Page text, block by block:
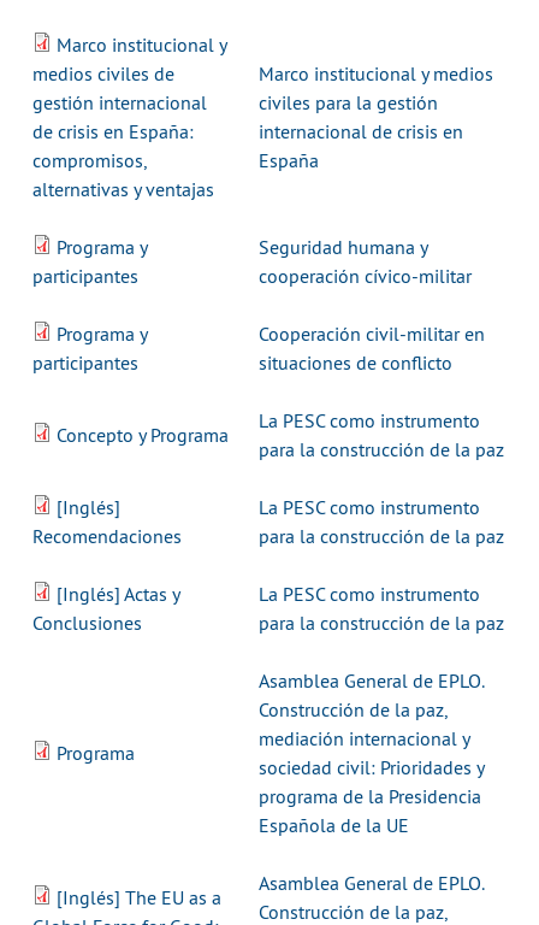
Marco institucional y
medios civiles de
gestión internacional
de crisis en España:
compromisos,
alternativas y ventajas
Marco institucional y medios
civiles para la gestión
internacional de crisis en
España
Programa y
participantes
Seguridad humana y
cooperación cívico-militar
Programa y
participantes
Cooperación civil-militar en
situaciones de conflicto
Concepto y Programa
La PESC como instrumento
para la construcción de la paz
[Inglés]
Recomendaciones
La PESC como instrumento
para la construcción de la paz
[Inglés] Actas y
Conclusiones
La PESC como instrumento
para la construcción de la paz
Programa
Asamblea General de EPLO.
Construcción de la paz,
mediación internacional y
sociedad civil: Prioridades y
programa de la Presidencia
Española de la UE
[Inglés] The EU as a
Asamblea General de EPLO.
Construcción de la paz,